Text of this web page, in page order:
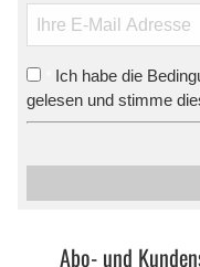
Ich habe die
gelesen und stimme
Abo- und